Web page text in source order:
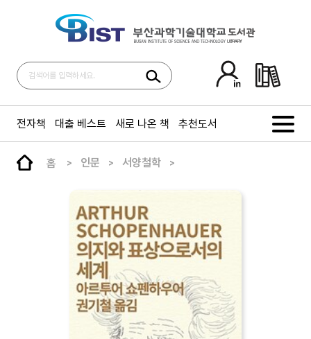
전자책 대출 베스트 새로 나온 책 추천도서
홈 인문 서양철학